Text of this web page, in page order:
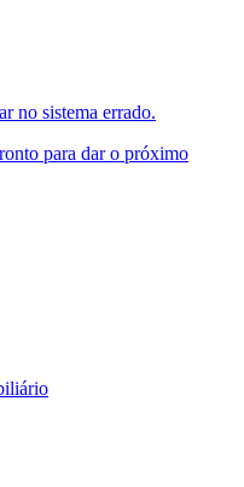
no sistema errado.
para dar o próximo